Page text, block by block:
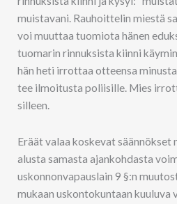
muistavani. Rauhoittelin miestä
voi muuttaa tuomiota hänen
tuomarin rinnuksista kiinni
hän heti irrottaa otteensa
tee ilmoitusta poliisille. Mies
silleen.
Eräät valaa koskevat
alusta samasta ajankohdasta
uskonnonvapauslain 9 §:n
mukaan uskontokuntaan kuuluva